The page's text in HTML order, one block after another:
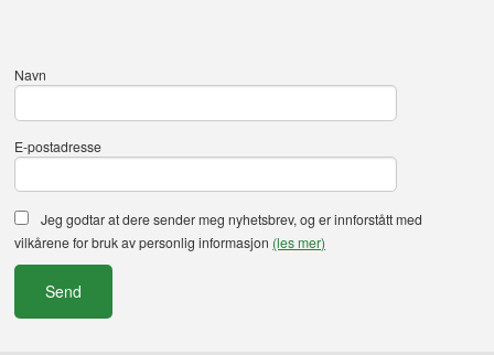
Navn
E-postadresse
Jeg godtar at dere sender meg nyhetsbrev, og er innforstått med
vilkårene for bruk av personlig informasjon (les mer)